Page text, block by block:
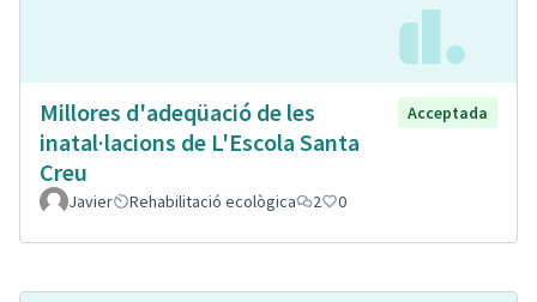
Millores d'adeqüació de les
inatal·lacions de L'Escola Santa
Creu
Acceptada
Javier Rehabilitació ecològica 2 0